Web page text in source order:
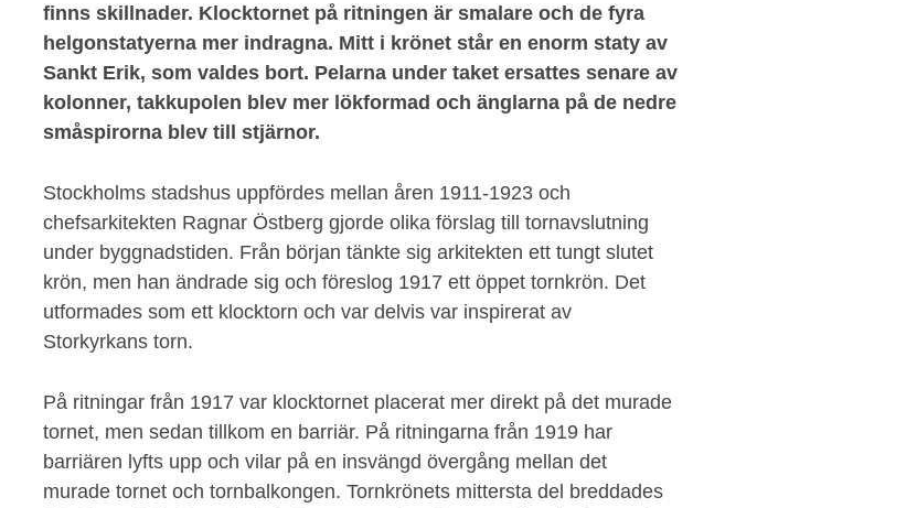
finns skillnader. Klocktornet på ritningen är smalare och de fyra
helgonstatyerna mer indragna. Mitt i krönet står en enorm staty av
Sankt Erik, som valdes bort. Pelarna under taket ersattes senare av
kolonner, takkupolen blev mer lökformad och änglarna på de nedre
småspirorna blev till stjärnor.
Stockholms stadshus uppfördes mellan åren 1911-1923 och
chefsarkitekten Ragnar Östberg gjorde olika förslag till tornavslutning
under byggnadstiden. Från början tänkte sig arkitekten ett tungt slutet
krön, men han ändrade sig och föreslog 1917 ett öppet tornkrön. Det
utformades som ett klocktorn och var delvis var inspirerat av
Storkyrkans torn.
På ritningar från 1917 var klocktornet placerat mer direkt på det murade
tornet, men sedan tillkom en barriär. På ritningarna från 1919 har
barriären lyfts upp och vilar på en insvängd övergång mellan det
murade tornet och tornbalkongen. Tornkrönets mittersta del breddades